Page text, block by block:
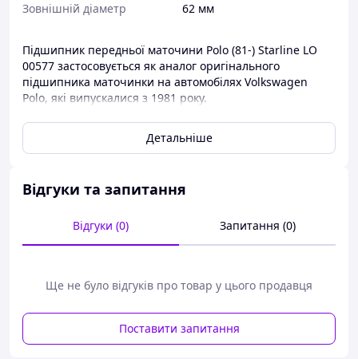
Зовнішній діаметр
62 мм
Підшипник передньої маточини Polo (81-) Starline LO
00577 застосовується як аналог оригінального
підшипника маточинки на автомобілях Volkswagen
Polo, які випускалися з 1981 року.
Підшипники-ступи ви завжди можете придбати в
нашому інтернет-магазині за найдоступнішими цінами.
Детальніше
Відгуки та запитання
Відгуки (0) Запитання (0)
Ще не було відгуків про товар у цього продавця
Поставити запитання